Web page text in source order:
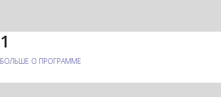
1
БОЛЬШЕ О ПРОГРАММЕ